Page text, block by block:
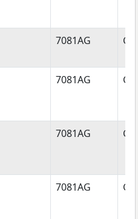
7081AG
7081AG
7081AG
7081AG